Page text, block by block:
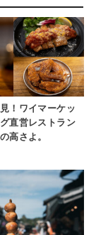
！ワイマーケッ
直営レストラン
高さよ。